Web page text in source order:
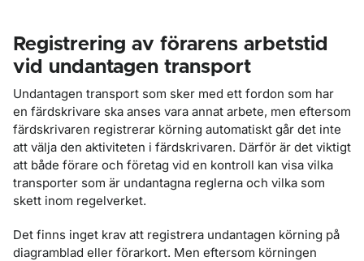
Registrering av förarens arbetstid
vid undantagen transport
Undantagen transport som sker med ett fordon som har
en färdskrivare ska anses vara annat arbete, men eftersom
färdskrivaren registrerar körning automatiskt går det inte
att välja den aktiviteten i färdskrivaren. Därför är det viktigt
att både förare och företag vid en kontroll kan visa vilka
transporter som är undantagna reglerna och vilka som
skett inom regelverket.
Det finns inget krav att registrera undantagen körning på
diagramblad eller förarkort. Men eftersom körningen